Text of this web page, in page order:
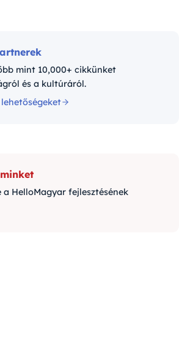
mint 10,000+ cikkünket
és a kultúráról.
a HelloMagyar fejlesztésének